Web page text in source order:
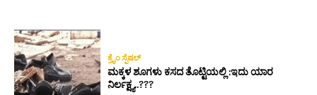
ಕ್ರೈಂ ಸ್ಪೆಷಲ್
ಮಕ್ಕಳ ಶೂಗಳು ಕಸದ ತೊಟ್ಟಿಯಲ್ಲಿ :ಇದು ಯಾರ
ನಿರ್ಲಕ್ಷ್ಯ..???